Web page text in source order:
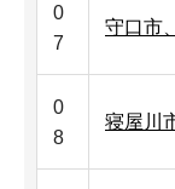
0
7
守口市
0
8
寝屋川